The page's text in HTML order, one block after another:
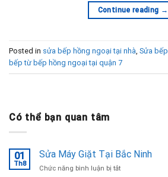
Continue reading →
Posted in sửa bếp hồng ngoại tại nhà Sửa
bếp từ bếp hồng ngoại tại quận 7
Có thể bạn quan tâm
01
Th8
Sửa Máy Giặt Tại Bắc Ninh
Chức năng bình luận bị tắtở